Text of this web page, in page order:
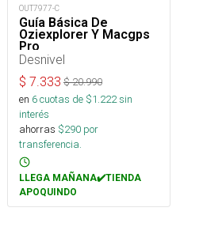
OUT7977-C
Guía Básica De
Oziexplorer Y Macgps
Pro
Desnivel
$ 7.333 $20.990
en 6cuotas de $1.222sin
interés
ahorras $290 por
transferencia.
LLEGA MAÑANA✔️TIENDA
APOQUINDO